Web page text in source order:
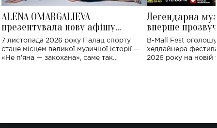
ALENA OMARGALIEVA
презентувала нову афішу
великого концерту в Палаці
спорту
7 листопада 2026 року Палац спорту
стане місцем великої музичної історії —
«Не пʼяна — закохана», саме так
Легендарна
вперше
Україні: де
B-Mall Fest
хедлайнера
2026 року на новій